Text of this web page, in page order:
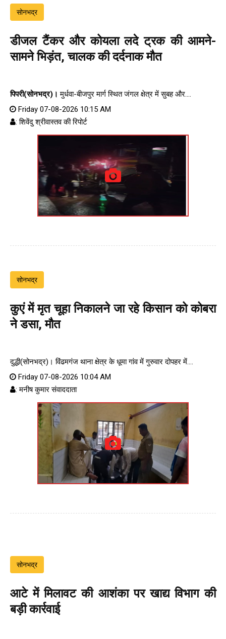
सोनभद्र
डीजल टैंकर और कोयला लदे ट्रक की आमने-
सामने भिड़ंत, चालक की दर्दनाक मौत
पिपरी(सोनभद्र)। मुर्धवा-बीजपुर मार्ग स्थित जंगल क्षेत्र में सुबह और....
Friday 07-08-2026 10:15 AM
: शिवेंदु श्रीवास्तव की रिपोर्ट
सोनभद्र
कुएं में मृत चूहा निकालने जा रहे किसान को कोबरा
ने डसा, मौत
दुद्धी(सोनभद्र)। विंढमगंज थाना क्षेत्र के धूमा गांव में गुरुवार दोपहर में....
Friday 07-08-2026 10:04 AM
: मनीष कुमार संवाददाता
सोनभद्र
आटे में मिलावट की आशंका पर खाद्य विभाग की
बड़ी कार्रवाई